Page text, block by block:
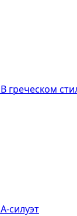
В греческом
А-силуэт